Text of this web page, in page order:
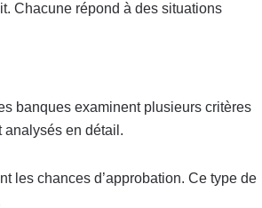
Chacune répond à des situations
banques examinent plusieurs critères
analysés en détail.
les chances d’approbation. Ce type de